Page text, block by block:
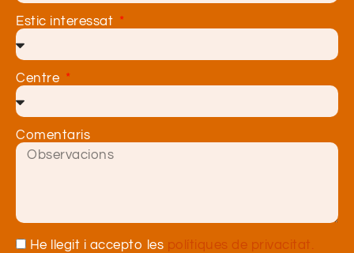
Estic interessat
Centre
Comentaris
He llegit i accepto les polítiques de privacitat.